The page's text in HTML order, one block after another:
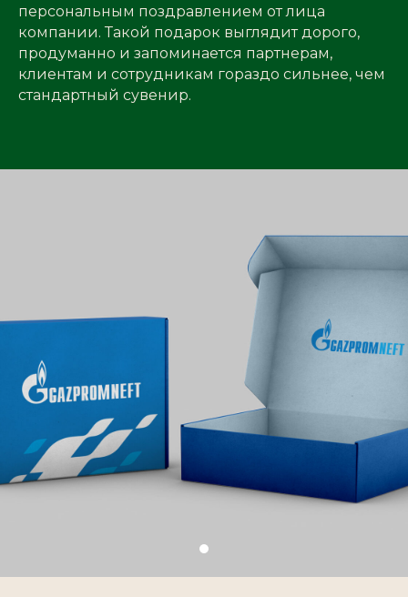
персональным поздравлением от лица
компании. Такой подарок выглядит дорого,
продуманно и запоминается партнерам,
клиентам и сотрудникам гораздо сильнее, чем
стандартный сувенир.